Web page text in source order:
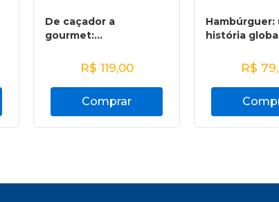
De caçador a
gourmet:...
R$ 119,00
Comprar
Hambúrguer:
história
R$